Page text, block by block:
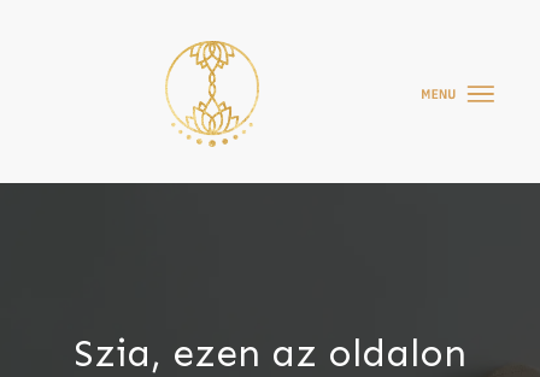
Szia, ezen az oldalon